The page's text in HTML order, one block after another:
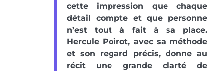
cette impression que chaque
détail compte et que personne
n’est tout à fait à sa place.
Hercule Poirot, avec sa méthode
et son regard précis, donne au
récit une grande clarté de